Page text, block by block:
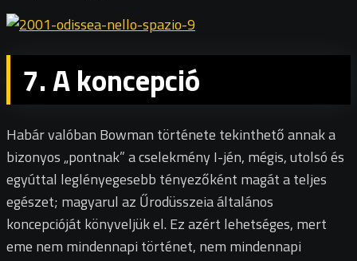
7. A koncepció
Habár valóban Bowman története tekinthető annak a
bizonyos „pontnak” a cselekmény I-jén, mégis, utolsó és
egyúttal leglényegesebb tényezőként magát a teljes
egészet; magyarul az Űrodüsszeia általános
koncepcióját könyveljük el. Ez azért lehetséges, mert
eme nem mindennapi történet, nem mindennapi